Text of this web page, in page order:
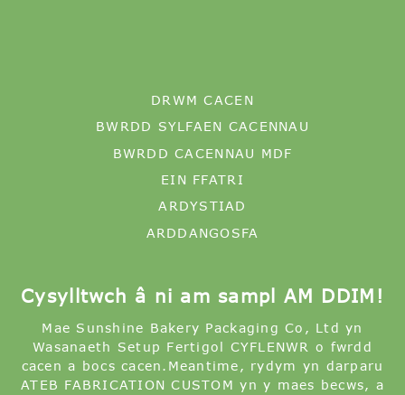
DRWM CACEN
BWRDD SYLFAEN CACENNAU
BWRDD CACENNAU MDF
EIN FFATRI
ARDYSTIAD
ARDDANGOSFA
Cysylltwch â ni am sampl AM DDIM!
Mae Sunshine Bakery Packaging Co, Ltd yn
Wasanaeth Setup Fertigol CYFLENWR o fwrdd
cacen a bocs cacen.Meantime, rydym yn darparu
ATEB FABRICATION CUSTOM yn y maes becws, a